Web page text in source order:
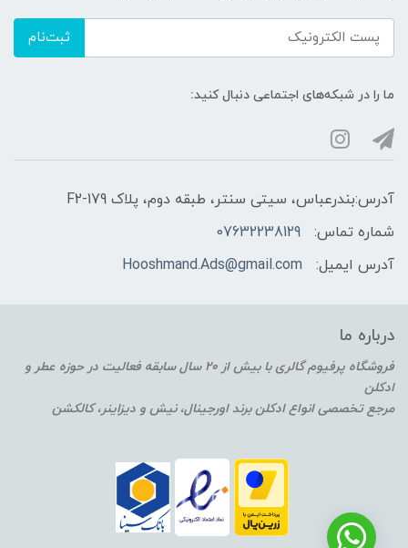
ثبت‌نام
ما را در شبکه‌های اجتماعی دنبال کنید:
آدرس:بندرعباس، سیتی سنتر، طبقه دوم، پلاک F2-179
شماره تماس:
07632238129
آدرس ایمیل:
Hooshmand.Ads@gmail.com
درباره ما
فروشگاه پرفیوم گالری با بیش از 20 سال سابقه فعالیت در حوزه عطر و
ادکلن
مرجع تخصصی انواع ادکلن برند اورجینال، نیش و دیزاینر، کالکشن